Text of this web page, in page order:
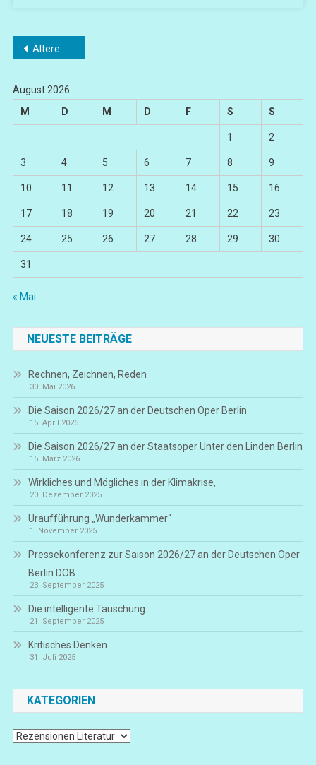
Beitragsnavigation
Ältere Beiträge
August 2026
M
D M D F S S
1 2
3 4 5 6 7 8 9
10 11 12 13 14 15 16
17 18 19 20 21 22 23
24 25 26 27 28 29 30
31
« Mai
NEUESTE BEITRÄGE
Rechnen, Zeichnen, Reden
30. Mai 2026
Die Saison 2026/27 an der Deutschen Oper Berlin
15. April 2026
Die Saison 2026/27 an der Staatsoper Unter den Linden Berlin
15. März 2026
Wirkliches und Mögliches in der Klimakrise,
20. Dezember 2025
Uraufführung „Wunderkammer“
1. November 2025
Pressekonferenz zur Saison 2026/27 an der Deutschen Oper
Berlin DOB
23. September 2025
Die intelligente Täuschung
21. September 2025
Kritisches Denken
31. Juli 2025
KATEGORIEN
Kategorien